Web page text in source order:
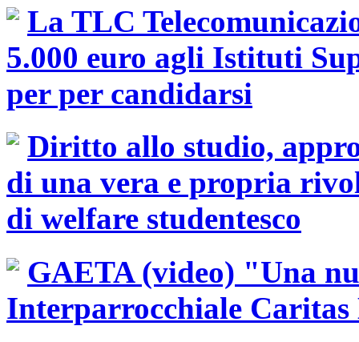
La TLC
5.000 euro agli Istituti
per per candidarsi
Diritto allo studio,
di una vera e propria
di welfare studentesco
GAETA (video) "Una
Interparrocchiale